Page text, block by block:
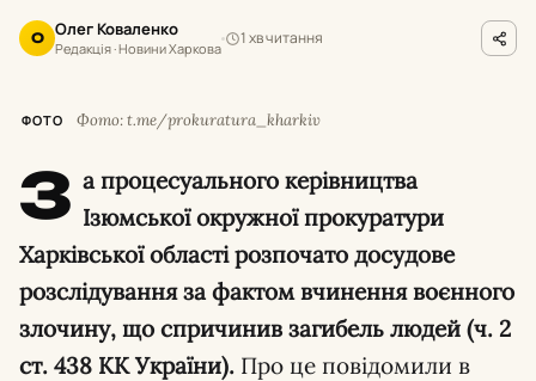
О Олег Коваленко
Редакція · Новини Харкова
1 хв читання
ФОТО Фото: t.me/prokuratura_kharkiv
З а процесуального керівництва
Ізюмської окружної прокуратури
Харківської області розпочато досудове
розслідування за фактом вчинення воєнного
злочину, що спричинив загибель людей (ч. 2
ст. 438 КК України). Про це повідомили в